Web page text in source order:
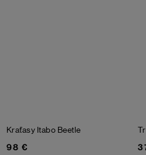
Kraťasy Itabo Beetle
98 €